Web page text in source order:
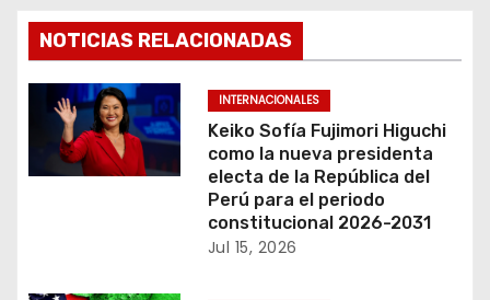
g
a
i
NOTICIAS RELACIONADAS
INTERNACIONALES
Keiko Sofía Fujimori Higuchi
como la nueva presidenta
electa de la República del
Perú para el periodo
constitucional 2026-2031
Jul 15, 2026